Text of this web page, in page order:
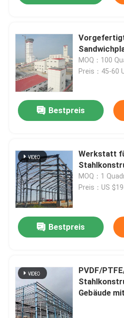
MOQ：100
Preis：45-60
Bestpreis
Werkstatt
MOQ：1
Preis：US
Bestpreis
PVDF/
Gebäude